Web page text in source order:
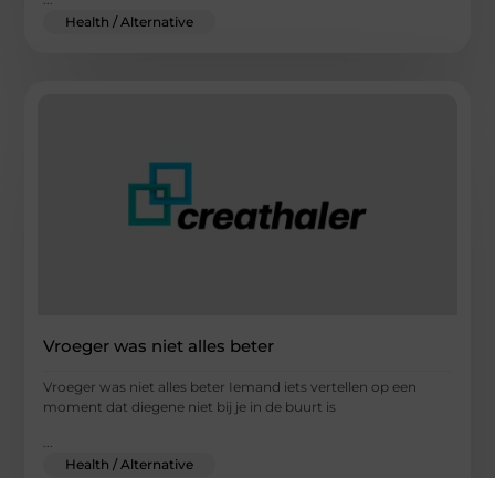
Health / Alternative
Vroeger was niet alles beter
Vroeger was niet alles beter Iemand iets vertellen op een
moment dat diegene niet bij je in de buurt is
...
Health / Alternative